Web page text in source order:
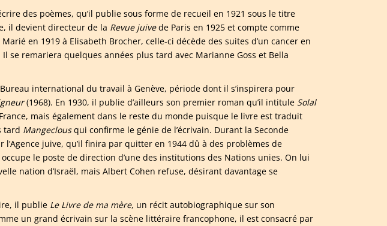
des poèmes, qu’il publie sous forme de recueil en 1921 sous le titre
il devient directeur de la Revue juivede Paris en 1925 et compte comme
en 1919 à Elisabeth Brocher, celle-ci décède des suites d’un cancer en
se remariera quelques années plus tard avec Marianne Goss et Bella
international du travail à Genève, période dont il s’inspirera pour
(1968). En 1930, il publie d’ailleurs son premier roman qu’il intitule Solal
mais également dans le reste du monde puisque le livre est traduit
tard Mangeclousqui confirme le génie de l’écrivain. Durant la Seconde
juive, qu’il finira par quitter en 1944 dû à des problèmes de
le poste de direction d’une des institutions des Nations unies. On lui
nation d’Israël, mais Albert Cohen refuse, désirant davantage se
il publie Le Livre de ma mère, un récit autobiographique sur son
un grand écrivain sur la scène littéraire francophone, il est consacré par